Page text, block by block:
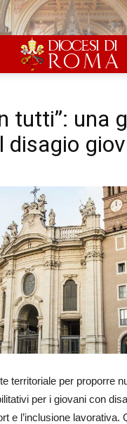
tutti”: una
disagio
territoriale per proporre
per i giovani con
e l’inclusione lavorativa.